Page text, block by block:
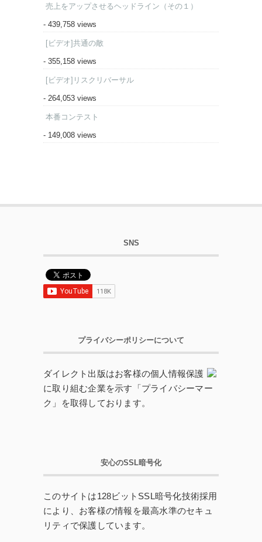
売上をアップさせるヘッドライン（その１）
- 439,758 views
[ビデオ]共通の敵
- 355,158 views
[ビデオ]リスクリバーサル
- 264,053 views
本番コンテスト
- 149,008 views
SNS
プライバシーポリシーについて
ダイレクト出版はお客様の個人情報保護
に取り組む企業を示す「プライバシーマー
ク」を取得しております。
安心のSSL暗号化
このサイトは128ビットSSL暗号化技術採用
により、お客様の情報を最高水準のセキュ
リティで保護しています。